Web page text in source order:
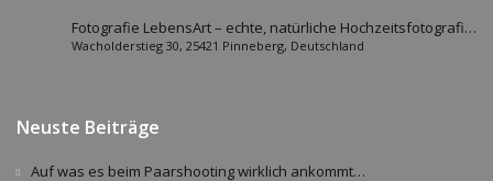
Fotografie LebensArt – echte, natürliche Hochzeitsfotografie
mit Seele für Eure Erinnerungen!
Wacholderstieg 30, 25421 Pinneberg, Deutschland
Neuste Beiträge
Auf was es beim Paarshooting wirklich ankommt…